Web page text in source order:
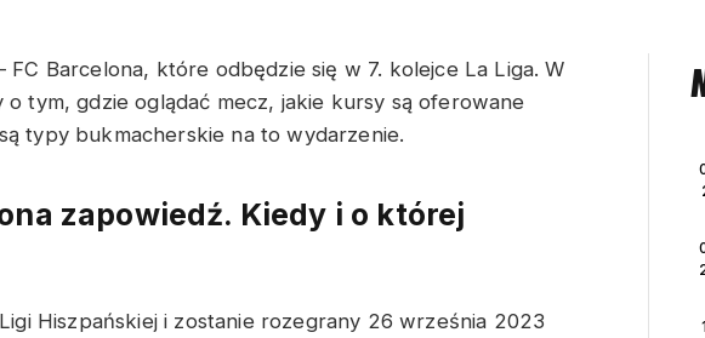
FC Barcelona, które odbędzie się w 7. kolejce La Liga. W
tym, gdzie oglądać mecz, jakie kursy są oferowane
typy bukmacherskie na to wydarzenie.
zapowiedź. Kiedy i o której
Hiszpańskiej i zostanie rozegrany 26 września 2023